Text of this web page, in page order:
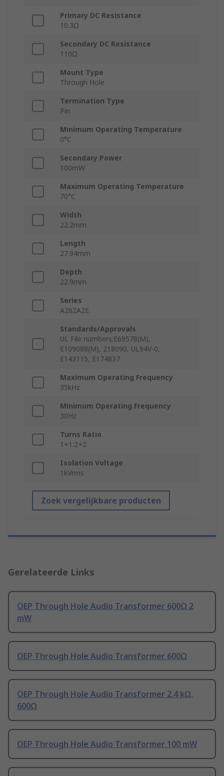
Primary DC Resistance
10.3Ω
Secondary DC Resistance
110Ω
Mount Type
Through Hole
Termination Type
Pin
Minimum Operating Temperature
0°C
Secondary Power
100mW
Maximum Operating Temperature
70°C
Width
22.2mm
Length
27.94mm
Depth
22.9mm
Series
A262A2E
Standards/Approvals
UL File numbers:E69578(M),
E109088(M), 218090, UL94V-0,
E143115, E174837
Maximum Operating Frequency
35kHz
Minimum Operating Frequency
30Hz
Turns Ratio
1+1:2+2
Isolation Voltage
1kVrms
Zoek vergelijkbare producten
Gerelateerde Links
OEP Through Hole Audio Transformer 600Ω 2
mW
OEP Through Hole Audio Transformer 600Ω
OEP Through Hole Audio Transformer 2.4 kΩ,
600Ω
OEP Through Hole Audio Transformer 100 mW